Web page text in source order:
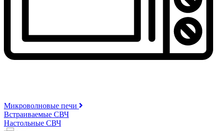
Микроволновые печи
Встраиваемые СВЧ
Настольные СВЧ